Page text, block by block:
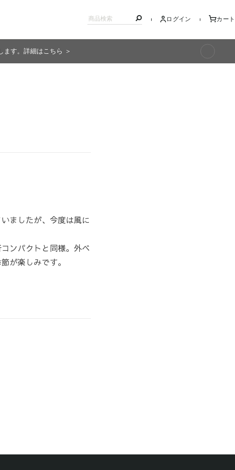
ログイン カート
ます。詳細はこちら ＞
ましたが、今度は風に
ンパクトと同様。外ベ
が楽しみです。